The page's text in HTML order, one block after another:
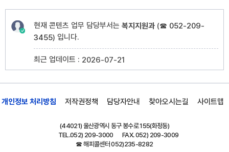
현재 콘텐츠 업무 담당부서는 복지지원과 (☎ 052-209-
3455) 입니다.
최근 업데이트 : 2026-07-21
개인정보 처리방침 저작권정책 담당자안내 찾아오시는길 사이트맵
(44021) 울산광역시 동구 봉수로 155(화정동)
TEL.052) 209-3000
FAX. 052) 209-3009
☎ 해피콜센터052)235-8282